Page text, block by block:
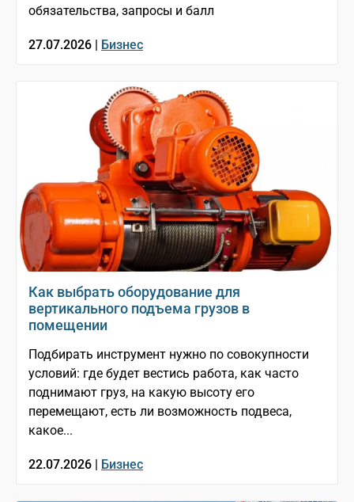
обязательства, запросы и балл
27.07.2026 | Бизнес
Как выбрать оборудование для
вертикального подъема грузов в
помещении
Подбирать инструмент нужно по совокупности
условий: где будет вестись работа, как часто
поднимают груз, на какую высоту его
перемещают, есть ли возможность подвеса,
какое...
22.07.2026 | Бизнес